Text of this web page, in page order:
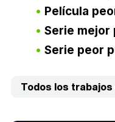
Película
Serie mejor
Serie peor
Todos los